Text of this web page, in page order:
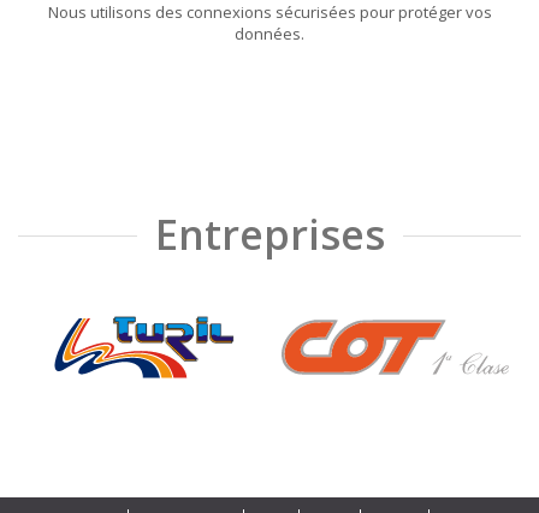
Nous utilisons des connexions sécurisées pour protéger vos
données.
Entreprises
❮ ❯